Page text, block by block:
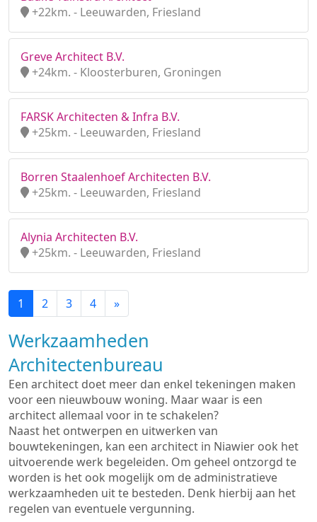
+22km. - Leeuwarden, Friesland
Greve Architect B.V.
+24km. - Kloosterburen, Groningen
FARSK Architecten & Infra B.V.
+25km. - Leeuwarden, Friesland
Borren Staalenhoef Architecten B.V.
+25km. - Leeuwarden, Friesland
Alynia Architecten B.V.
+25km. - Leeuwarden, Friesland
1 2 3 4 »
Werkzaamheden
Architectenbureau
Een architect doet meer dan enkel tekeningen maken
voor een nieuwbouw woning. Maar waar is een
architect allemaal voor in te schakelen?
Naast het ontwerpen en uitwerken van
bouwtekeningen, kan een architect in Niawier ook het
uitvoerende werk begeleiden. Om geheel ontzorgd te
worden is het ook mogelijk om de administratieve
werkzaamheden uit te besteden. Denk hierbij aan het
regelen van eventuele vergunning.